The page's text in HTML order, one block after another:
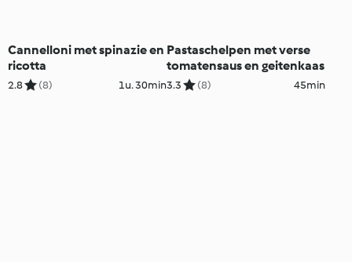
Cannelloni met spinazie en
ricotta
2.8 (8) 1u. 30min
Pastaschelpen met verse
tomatensaus en geitenkaas
3.3 (8) 45min